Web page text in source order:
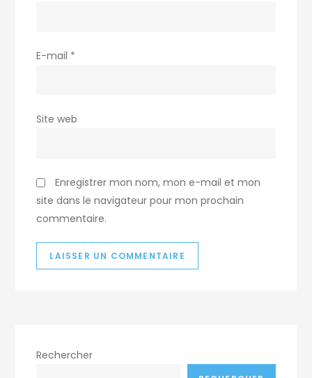
E-mail *
Site web
Enregistrer mon nom, mon e-mail et mon
site dans le navigateur pour mon prochain
commentaire.
Rechercher